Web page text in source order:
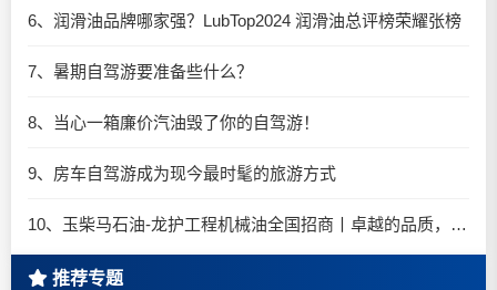
6、润滑油品牌哪家强？LubTop2024 润滑油总评榜荣耀张榜
7、暑期自驾游要准备些什么？
8、当心一箱廉价汽油毁了你的自驾游！
9、房车自驾游成为现今最时髦的旅游方式
10、玉柴马石油-龙护工程机械油全国招商丨卓越的品质，专业的品牌！
推荐专题